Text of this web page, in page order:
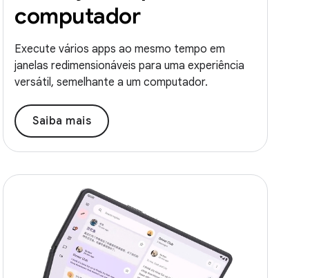
computador
Execute vários apps ao mesmo tempo em
janelas redimensionáveis para uma experiência
versátil, semelhante a um computador.
Saiba mais